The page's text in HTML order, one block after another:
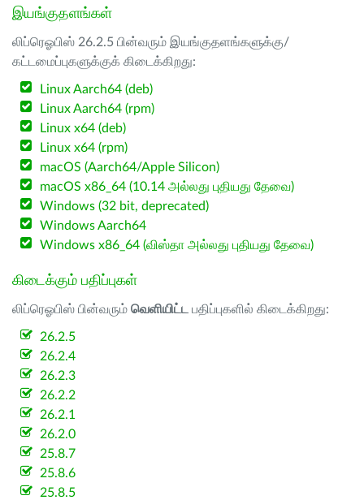
இயங்குதளங்கள்
லிப்ரெஓபிஸ் 26.2.5 பின்வரும் இயங்குதளங்களுக்கு/
கட்டமைப்புகளுக்குக் கிடைக்கிறது:
Linux Aarch64 (deb)
Linux Aarch64 (rpm)
Linux x64 (deb)
Linux x64 (rpm)
macOS (Aarch64/Apple Silicon)
macOS x86_64 (10.14 அல்லது புதியது தேவை)
Windows (32 bit, deprecated)
Windows Aarch64
Windows x86_64 (விஸ்தா அல்லது புதியது தேவை)
கிடைக்கும் பதிப்புகள்
லிப்ரெஓபிஸ் பின்வரும் வெளியிட்ட பதிப்புகளில் கிடைக்கிறது:
26.2.5
26.2.4
26.2.3
26.2.2
26.2.1
26.2.0
25.8.7
25.8.6
25.8.5